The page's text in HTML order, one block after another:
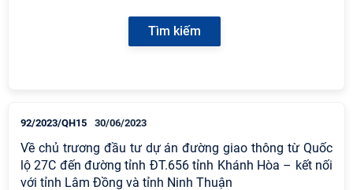
92/2023/QH15 30/06/2023
Về chủ trương đầu tư dự án đường giao thông từ Quốc
lộ 27C đến đường tỉnh ĐT.656 tỉnh Khánh Hòa – kết nối
với tỉnh Lâm Đồng và tỉnh Ninh Thuận